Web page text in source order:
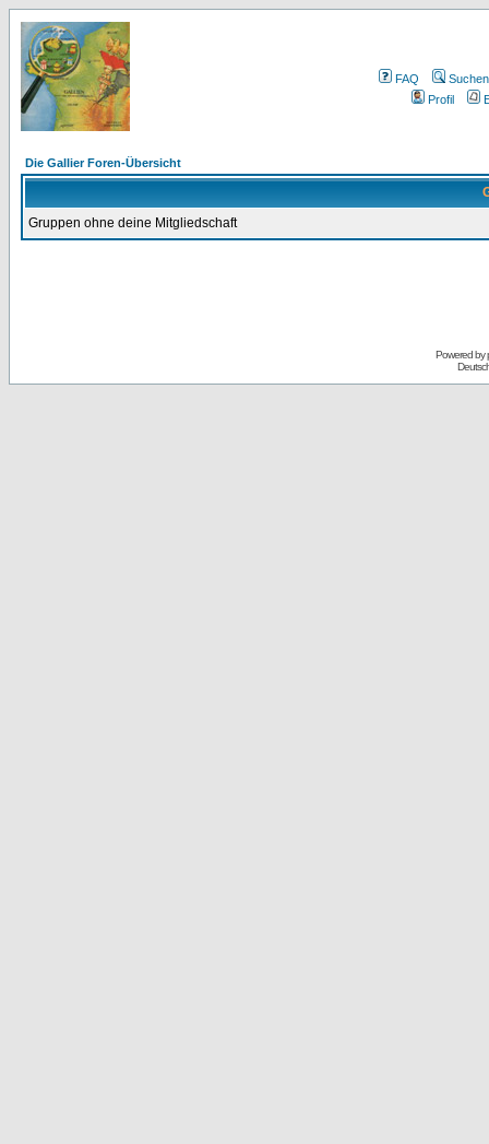
FAQ
Suchen
Profil
Die Gallier Foren-Übersicht
Gruppen ohne deine Mitgliedschaft
Powered by